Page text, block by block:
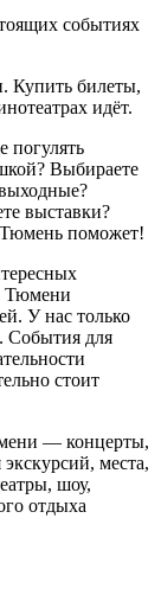
событиях
Купить билеты,
идёт.
погулять
Выбираете
выставки?
поможет!
Тюмени
У нас только
События для
стоит
— концерты,
места,
шоу,
отдыха